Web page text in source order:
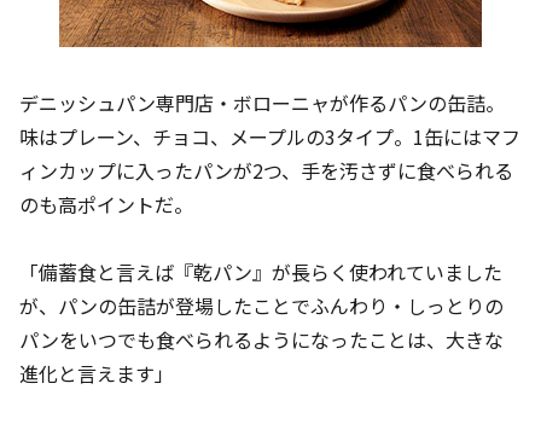
デニッシュパン専門店・ボローニャが作るパンの缶詰。
味はプレーン、チョコ、メープルの3タイプ。1缶にはマフ
ィンカップに入ったパンが2つ、手を汚さずに食べられる
のも高ポイントだ。
「備蓄食と言えば『乾パン』が長らく使われていました
が、パンの缶詰が登場したことでふんわり・しっとりの
パンをいつでも食べられるようになったことは、大きな
進化と言えます」